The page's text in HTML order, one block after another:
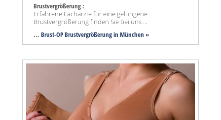
Brustvergrößerung :
Erfahrene Fachärzte für eine gelungene
Brustvergrößerung finden Sie bei uns ...
... Brust-OP Brustvergrößerung in München »